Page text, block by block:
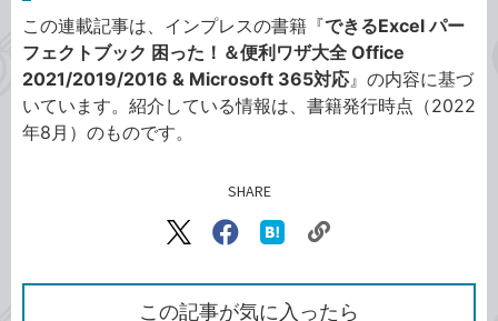
この連載記事は、インプレスの書籍『できるExcel パー
フェクトブック 困った！＆便利ワザ大全 Office
2021/2019/2016 & Microsoft 365対応 』の内容に基づ
いています。紹介している情報は、書籍発行時点（2022
年8月）のものです。
SHARE
X（旧
で
シ
Facebook
シ
ェ
な
ク
を
この記事が気に入ったら